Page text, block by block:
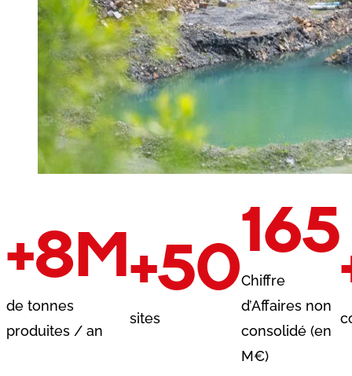
+8M
de tonnes
produites / an
+50
sites
165
Chiffre
d’Affaires non
consolidé (en
M€)